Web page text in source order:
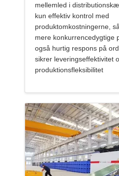
mellemled i
kun effektiv kontrol med
produktomkostningerne,
mere konkurrencedygtige
også hurtig respons på
sikrer leveringseffektivitet
produktionsfleksibilitet